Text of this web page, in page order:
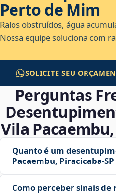
Perto de Mim
Ralos obstruídos, água
Nossa equipe soluciona com
SOLICITE SEU
Perguntas
Vila Pacaembu,
Quanto é um
Pacaembu,
Como perceber sinais de